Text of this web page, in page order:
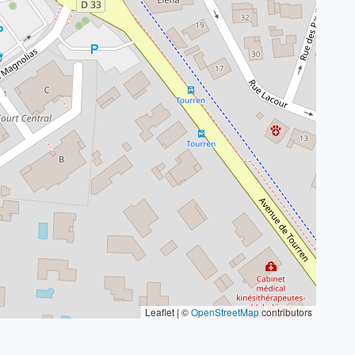
Leaflet | ©OpenStreetMapcontributors